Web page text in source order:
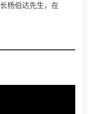
杨伯达先生，在